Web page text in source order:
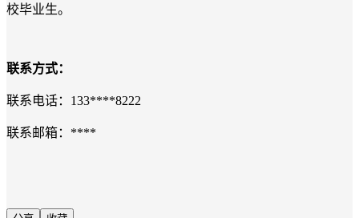
校毕业生。
联系方式：
联系电话： 133****8222
联系邮箱： ****